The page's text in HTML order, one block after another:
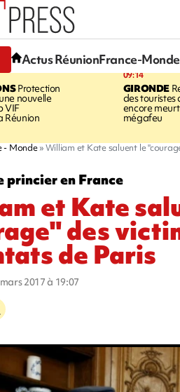
Actus RéunionFrance-Monde
Protection
nouvelle
VIF
Réunion
09:14
GIRONDE
des touristes
encore
mégafeu
- Monde William et Kate saluent le
princier en France
et Kate
des
de Paris
2017 à 19:07